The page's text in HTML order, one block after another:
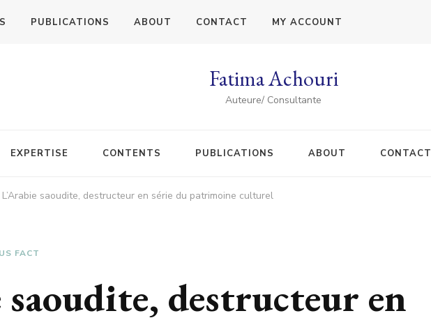
PUBLICATIONS ABOUT CONTACT MY ACCOUNT
Fatima Achouri
Auteure/ Consultante
EXPERTISE CONTENTS PUBLICATIONS ABOUT CONTACT
L’Arabie saoudite, destructeur en série du patrimoine culturel
FACT
saoudite, destructeur en